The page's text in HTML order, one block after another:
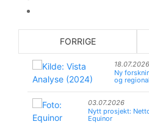
FORRIGE
18.07.2026
Ny
og
03.07.2026
Nytt prosjekt:
Equinor